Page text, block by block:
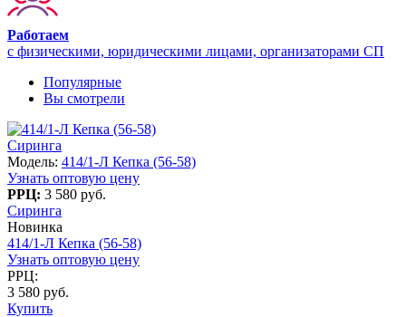
Работаем
с физическими, юридическими лицами, организаторами СП
Популярные
Вы смотрели
Сиринга
Модель: 414/1-Л Кепка (56-58)
Узнать оптовую цену
РРЦ: 3 580 руб.
Сиринга
Новинка
414/1-Л Кепка (56-58)
Узнать оптовую цену
РРЦ:
3 580 руб.
Купить